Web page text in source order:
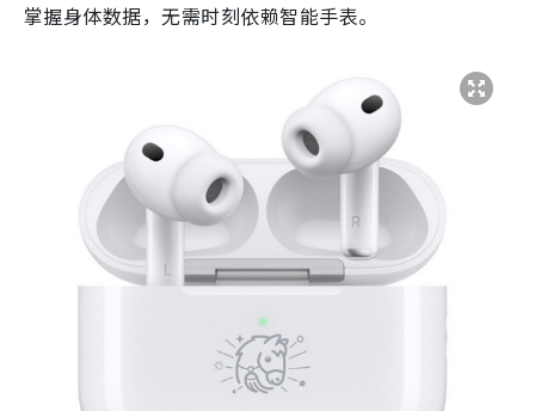
掌握身体数据，无需时刻依赖智能手表。